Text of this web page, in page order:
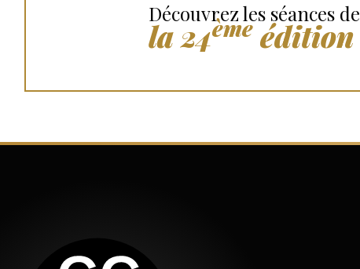
Découvrez les séances de
la 24ème édition